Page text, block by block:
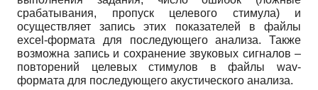
срабатывания, пропуск целевого стимула) и
осуществляет запись этих показателей в файлы
еxсel-формата для последующего анализа. Также
возможна запись и сохранение звуковых сигналов –
повторений целевых стимулов в файлы wav-
формата для последующего акустического анализа.